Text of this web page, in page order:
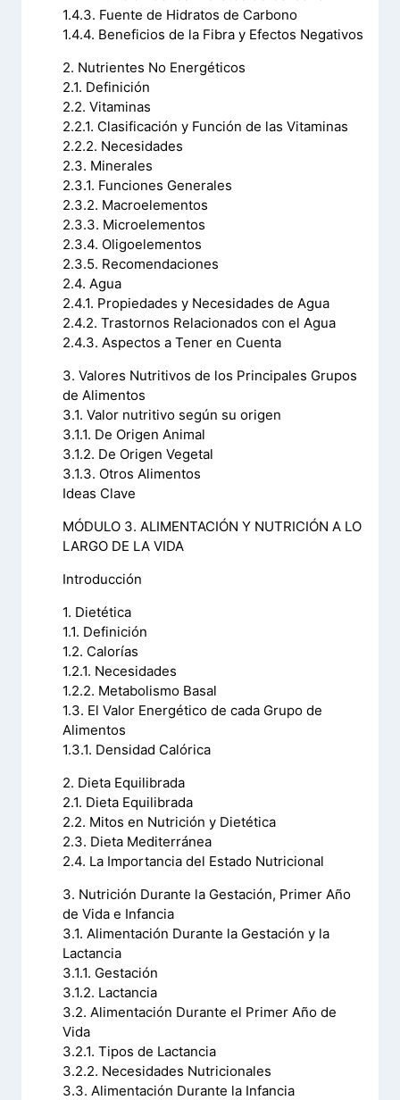
1.4.3. Fuente de Hidratos de Carbono
1.4.4. Beneficios de la Fibra y Efectos Negativos
2. Nutrientes No Energéticos
2.1. Definición
2.2. Vitaminas
2.2.1. Clasificación y Función de las Vitaminas
2.2.2. Necesidades
2.3. Minerales
2.3.1. Funciones Generales
2.3.2. Macroelementos
2.3.3. Microelementos
2.3.4. Oligoelementos
2.3.5. Recomendaciones
2.4. Agua
2.4.1. Propiedades y Necesidades de Agua
2.4.2. Trastornos Relacionados con el Agua
2.4.3. Aspectos a Tener en Cuenta
3. Valores Nutritivos de los Principales Grupos
de Alimentos
3.1. Valor nutritivo según su origen
3.1.1. De Origen Animal
3.1.2. De Origen Vegetal
3.1.3. Otros Alimentos
Ideas Clave
MÓDULO 3. ALIMENTACIÓN Y NUTRICIÓN A LO
LARGO DE LA VIDA
Introducción
1. Dietética
1.1. Definición
1.2. Calorías
1.2.1. Necesidades
1.2.2. Metabolismo Basal
1.3. El Valor Energético de cada Grupo de
Alimentos
1.3.1. Densidad Calórica
2. Dieta Equilibrada
2.1. Dieta Equilibrada
2.2. Mitos en Nutrición y Dietética
2.3. Dieta Mediterránea
2.4. La Importancia del Estado Nutricional
3. Nutrición Durante la Gestación, Primer Año
de Vida e Infancia
3.1. Alimentación Durante la Gestación y la
Lactancia
3.1.1. Gestación
3.1.2. Lactancia
3.2. Alimentación Durante el Primer Año de
Vida
3.2.1. Tipos de Lactancia
3.2.2. Necesidades Nutricionales
3.3. Alimentación Durante la Infancia